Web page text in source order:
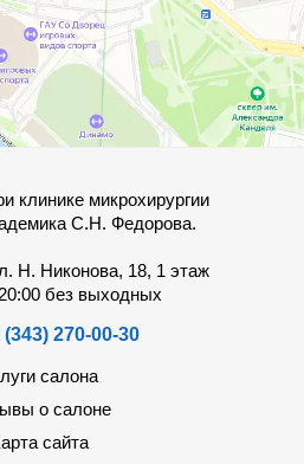
клинике микрохирургии
С.Н. Федорова.
Н. Никонова, 18, 1 этаж
без выходных
(343) 270-00-30
салона
о салоне
сайта